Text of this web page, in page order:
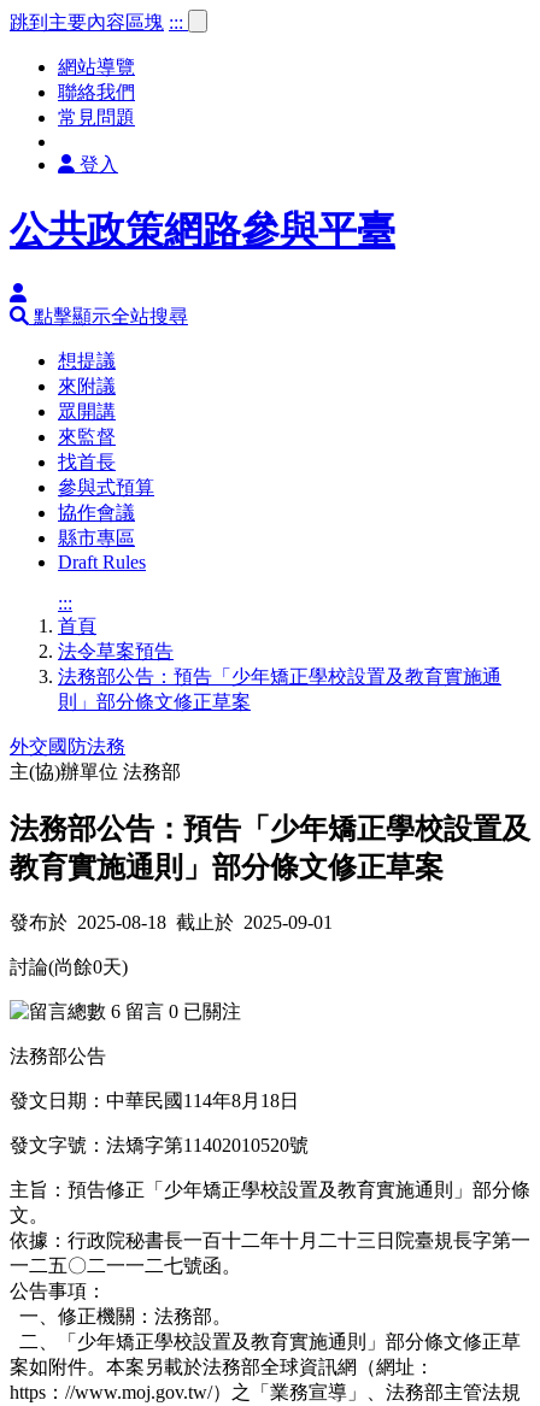
跳到主要內容區塊 :::
網站導覽
聯絡我們
常見問題
登入
公共政策網路參與平臺
點擊顯示全站搜尋
想提議
來附議
眾開講
來監督
找首長
參與式預算
協作會議
縣市專區
Draft Rules
:::
首頁
法令草案預告
法務部公告：預告「少年矯正學校設置及教育實施通
則」部分條文修正草案
外交國防法務
主(協)辦單位 法務部
法務部公告：預告「少年矯正學校設置及
教育實施通則」部分條文修正草案
發布於 2025-08-18 截止於 2025-09-01
討論(尚餘0天)
6 留言 0 已關注
法務部公告
發文日期：中華民國114年8月18日
發文字號：法矯字第11402010520號
主旨：預告修正「少年矯正學校設置及教育實施通則」部分條
文。
依據：行政院秘書長一百十二年十月二十三日院臺規長字第一
一二五〇二一一二七號函。
公告事項：
一、修正機關：法務部。
二、「少年矯正學校設置及教育實施通則」部分條文修正草
案如附件。本案另載於法務部全球資訊網（網址：
https：//www.moj.gov.tw/）之「業務宣導」、法務部主管法規